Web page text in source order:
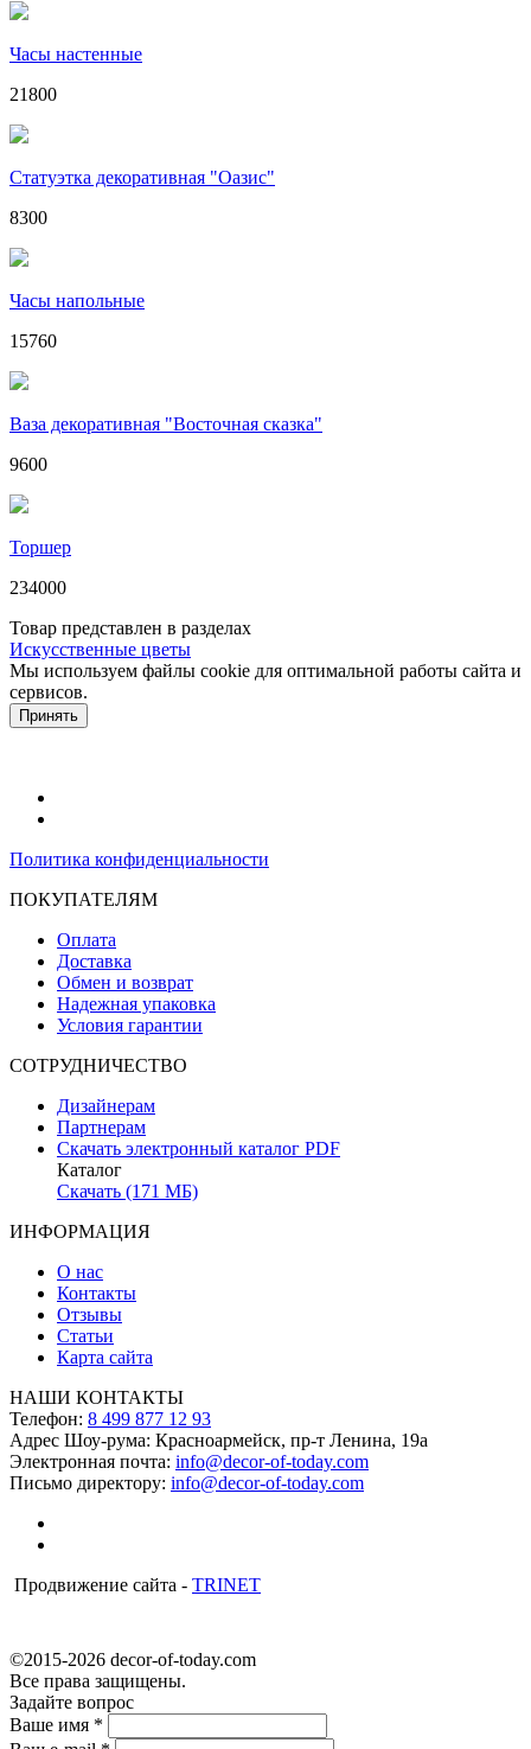
Часы настенные
21800
Статуэтка декоративная "Оазис"
8300
Часы напольные
15760
Ваза декоративная "Восточная сказка"
9600
Торшер
234000
Товар представлен в разделах
Искусственные цветы
Мы используем файлы cookie для оптимальной работы сайта и
сервисов.
Принять
Политика конфиденциальности
ПОКУПАТЕЛЯМ
Оплата
Доставка
Обмен и возврат
Надежная упаковка
Условия гарантии
СОТРУДНИЧЕСТВО
Дизайнерам
Партнерам
Скачать электронный каталог PDF
Каталог
Скачать (171 МБ)
ИНФОРМАЦИЯ
О нас
Контакты
Отзывы
Статьи
Карта сайта
НАШИ КОНТАКТЫ
Телефон: 8 499 877 12 93
Адрес Шоу-рума: Красноармейск, пр-т Ленина, 19а
Электронная почта: info@decor-of-today.com
Письмо директору: info@decor-of-today.com
Продвижение сайта - TRINET
©2015-2026 decor-of-today.com
Все права защищены.
Задайте вопрос
Ваше имя *